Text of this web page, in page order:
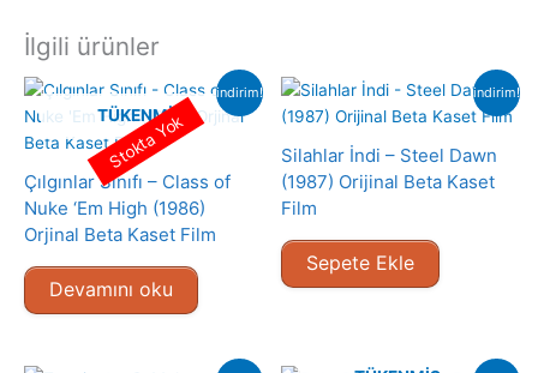
İlgili ürünler
indirim!
TÜKENMIŞ
Çılgınlar Sınıfı – Class of
Nuke ‘Em High (1986)
Orjinal Beta Kaset Film
Devamını oku
Stokta Yok
indirim!
Silahlar İndi – Steel Dawn
(1987) Orijinal Beta Kaset
Film
Sepete Ekle